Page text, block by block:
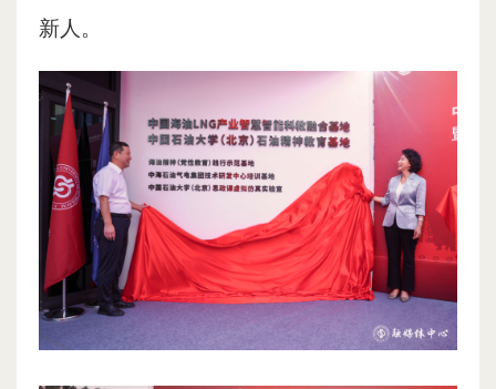
新人。